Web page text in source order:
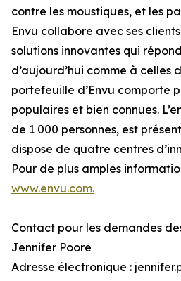
contre les moustiques, et les
Envu collabore avec ses
solutions innovantes qui
d’aujourd’hui comme à celles
portefeuille d’Envu comporte
populaires et bien connues.
de 1 000 personnes, est
dispose de quatre centres
Pour de plus amples
www.envu.com.
Contact pour les demandes
Jennifer Poore
Adresse électronique :